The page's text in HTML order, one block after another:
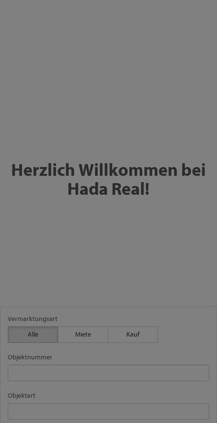
Herzlich Willkommen bei
Hada Real!
Vermarktungsart
Alle
Miete Kauf
Objektnummer
Objektart